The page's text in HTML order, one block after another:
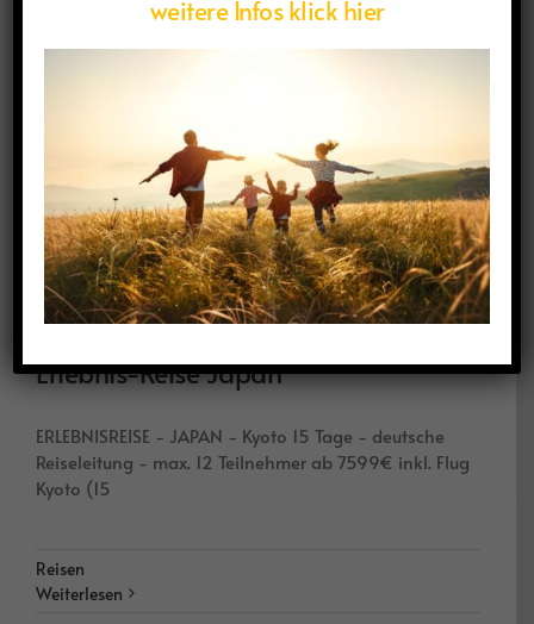
Erlebnis-Reise Japan
ERLEBNISREISE - JAPAN - Kyoto 15 Tage - deutsche
Reiseleitung - max. 12 Teilnehmer ab 7599€ inkl. Flug
Kyoto (15
Reisen
Weiterlesen
weitere Infos klick hier